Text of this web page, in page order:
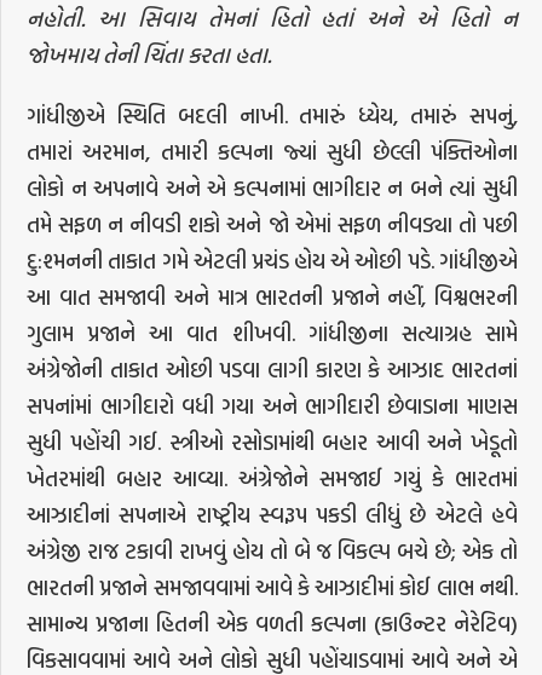
નહોતી. આ સિવાય તેમનાં હિતો હતાં અને એ હિતો ન
જોખમાય તેની ચિંતા કરતા હતા.
ગાંધીજીએ સ્થિતિ બદલી નાખી. તમારું ધ્યેય, તમારું સપનું,
તમારાં અરમાન, તમારી કલ્પના જ્યાં સુધી છેલ્લી પંક્તિઓના
લોકો ન અપનાવે અને એ કલ્પનામાં ભાગીદાર ન બને ત્યાં સુધી
તમે સફળ ન નીવડી શકો અને જો એમાં સફળ નીવડ્યા તો પછી
દુ:શ્મનની તાકાત ગમે એટલી પ્રચંડ હોય એ ઓછી પડે. ગાંધીજીએ
આ વાત સમજાવી અને માત્ર ભારતની પ્રજાને નહીં, વિશ્વભરની
ગુલામ પ્રજાને આ વાત શીખવી. ગાંધીજીના સત્યાગ્રહ સામે
અંગ્રેજોની તાકાત ઓછી પડવા લાગી કારણ કે આઝાદ ભારતનાં
સપનાંમાં ભાગીદારો વધી ગયા અને ભાગીદારી છેવાડાના માણસ
સુધી પહોંચી ગઈ. સ્ત્રીઓ રસોડામાંથી બહાર આવી અને ખેડૂતો
ખેતરમાંથી બહાર આવ્યા. અંગ્રેજોને સમજાઈ ગયું કે ભારતમાં
આઝાદીનાં સપનાએ રાષ્ટ્રીય સ્વરૂપ પકડી લીધું છે એટલે હવે
અંગ્રેજી રાજ ટકાવી રાખવું હોય તો બે જ વિકલ્પ બચે છે; એક તો
ભારતની પ્રજાને સમજાવવામાં આવે કે આઝાદીમાં કોઈ લાભ નથી.
સામાન્ય પ્રજાના હિતની એક વળતી કલ્પના (કાઉન્ટર નેરેટિવ)
વિકસાવવામાં આવે અને લોકો સુધી પહોંચાડવામાં આવે અને એ